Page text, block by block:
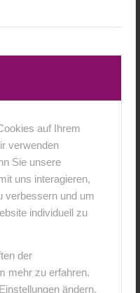
auf Ihrem
verwenden
Sie unsere
uns interagieren,
verbessern und um
individuell zu
der
mehr zu erfahren.
ändern.
vonanja